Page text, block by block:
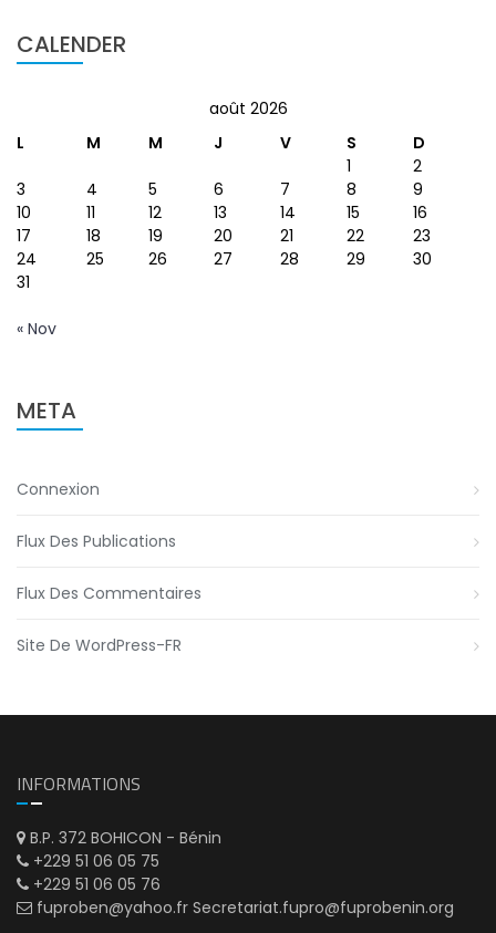
CALENDER
août 2026
L
M M J V S
D
1
2
3
4 5 6 7 8
9
10
11 12 13 14 15
16
17
18 19 20 21 22
23
24
25 26 27 28 29
30
31
« Nov
META
Connexion
Flux Des Publications
Flux Des Commentaires
Site De WordPress-FR
INFORMATIONS
B.P. 372 BOHICON - Bénin
+229 51 06 05 75
+229 51 06 05 76
fuproben@yahoo.fr Secretariat.fupro@fuprobenin.org